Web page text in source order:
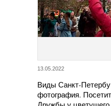
13.05.2022
Виды Санкт-
фотография.